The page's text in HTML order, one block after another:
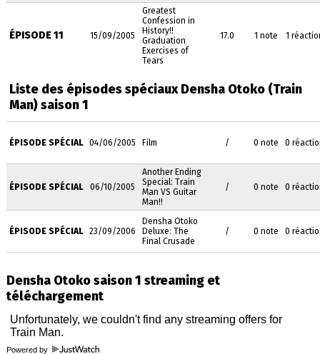
ÉPISODE 11 15/09/2005
Greatest
Confession in
History!!
Graduation
Exercises of
Tears
17.0 1 note 1
Liste des épisodes spéciaux Densha Otoko (Train
Man)saison 1
ÉPISODE SPÉCIAL 04/06/2005 Film / 0 note 0
ÉPISODE SPÉCIAL 06/10/2005
Another Ending
Special: Train
Man VS Guitar
Man!!
/ 0 note 0
ÉPISODE SPÉCIAL 23/09/2006
Densha Otoko
Deluxe: The
Final Crusade
/ 0 note 0
Densha Otoko saison 1 streaming et
téléchargement
Powered by